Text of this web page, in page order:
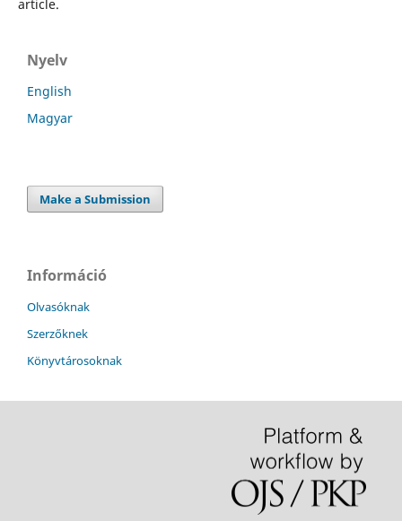
article.
Nyelv
English
Magyar
Make a Submission
Információ
Olvasóknak
Szerzőknek
Könyvtárosoknak